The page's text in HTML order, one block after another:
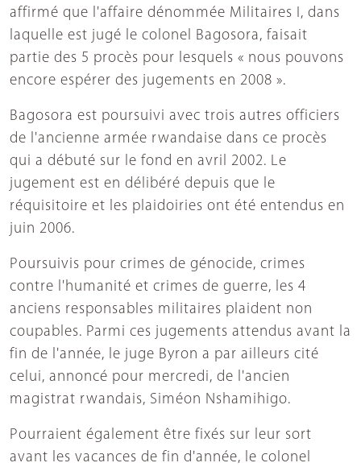
affirmé que l'affaire dénommée Militaires I, dans
laquelle est jugé le colonel Bagosora, faisait
partie des 5 procès pour lesquels « nous pouvons
encore espérer des jugements en 2008 ».
Bagosora est poursuivi avec trois autres officiers
de l'ancienne armée rwandaise dans ce procès
qui a débuté sur le fond en avril 2002. Le
jugement est en délibéré depuis que le
réquisitoire et les plaidoiries ont été entendus en
juin 2006.
Poursuivis pour crimes de génocide, crimes
contre l'humanité et crimes de guerre, les 4
anciens responsables militaires plaident non
coupables. Parmi ces jugements attendus avant la
fin de l'année, le juge Byron a par ailleurs cité
celui, annoncé pour mercredi, de l'ancien
magistrat rwandais, Siméon Nshamihigo.
Pourraient également être fixés sur leur sort
avant les vacances de fin d'année, le colonel